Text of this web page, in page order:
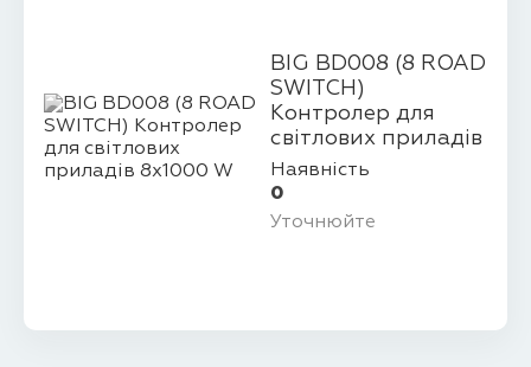
BIG BD008 (8 ROAD
SWITCH)
Контролер для
світлових приладів
8х1000 W
Наявність
0
Уточнюйте